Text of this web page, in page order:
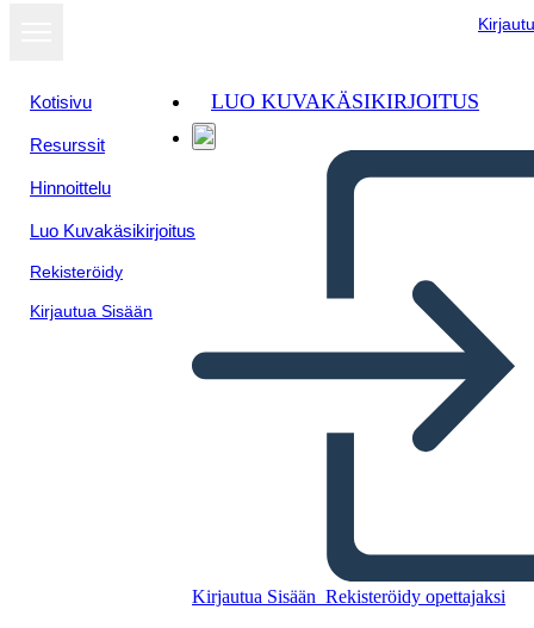
Kotisivu
Resurssit
Hinnoittelu
Luo Kuvakäsikirjoitus
Rekisteröidy
Kirjautua Sisään
LUO KUVAKÄSIKIRJOITUS
Kirjautua Sisään Rekisteröidy opettajaksi